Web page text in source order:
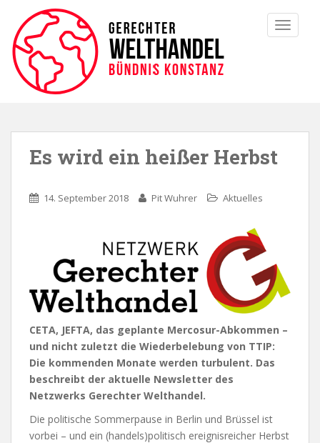
Es wird ein heißer Herbst
14. September 2018 Pit Wuhrer Aktuelles
CETA, JEFTA, das geplante Mercosur-Abkommen –
und nicht zuletzt die Wiederbelebung von TTIP:
Die kommenden Monate werden turbulent. Das
beschreibt der aktuelle Newsletter des
Netzwerks Gerechter Welthandel.
Die politische Sommerpause in Berlin und Brüssel ist
vorbei – und ein (handels)politisch ereignisreicher Herbst